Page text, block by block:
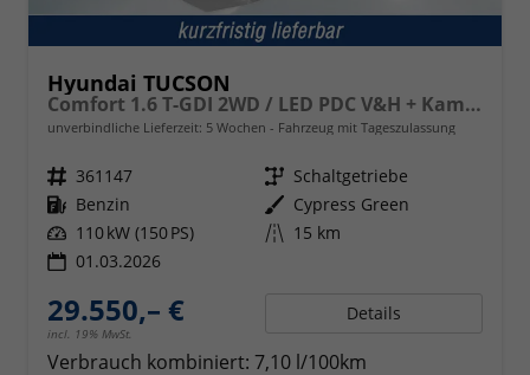
Hyundai TUCSON
Comfort 1.6 T-GDI 2WD / LED PDC V&H + Kamera Sitz Lenkradheizung Alu 18"
unverbindliche Lieferzeit: 5 Wochen Fahrzeug mit Tageszulassung
Fahrzeugnr. 361147 Getriebe Schaltgetriebe
Kraftstoff Benzin Außenfarbe Cypress Green
Leistung 110 kW (150 PS) Kilometerstand 15 km
01.03.2026
29.550,– €
incl. 19% MwSt.
Details
Verbrauch kombiniert: 7,10 l/100km